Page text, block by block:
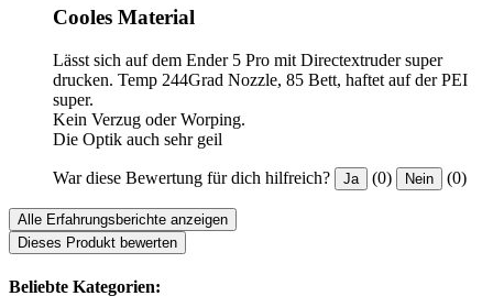
Cooles Material
Lässt sich auf dem Ender 5 Pro mit Directextruder super
drucken. Temp 244Grad Nozzle, 85 Bett, haftet auf der PEI
super.
Kein Verzug oder Worping.
Die Optik auch sehr geil
War diese Bewertung für dich hilfreich? Ja (0) Nein (0)
Alle Erfahrungsberichte anzeigen
Dieses Produkt bewerten
Beliebte Kategorien: